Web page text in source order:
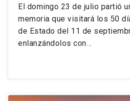
El domingo 23 de julio partió
memoria que visitará los 50
de Estado del 11 de
enlanzándolos con…